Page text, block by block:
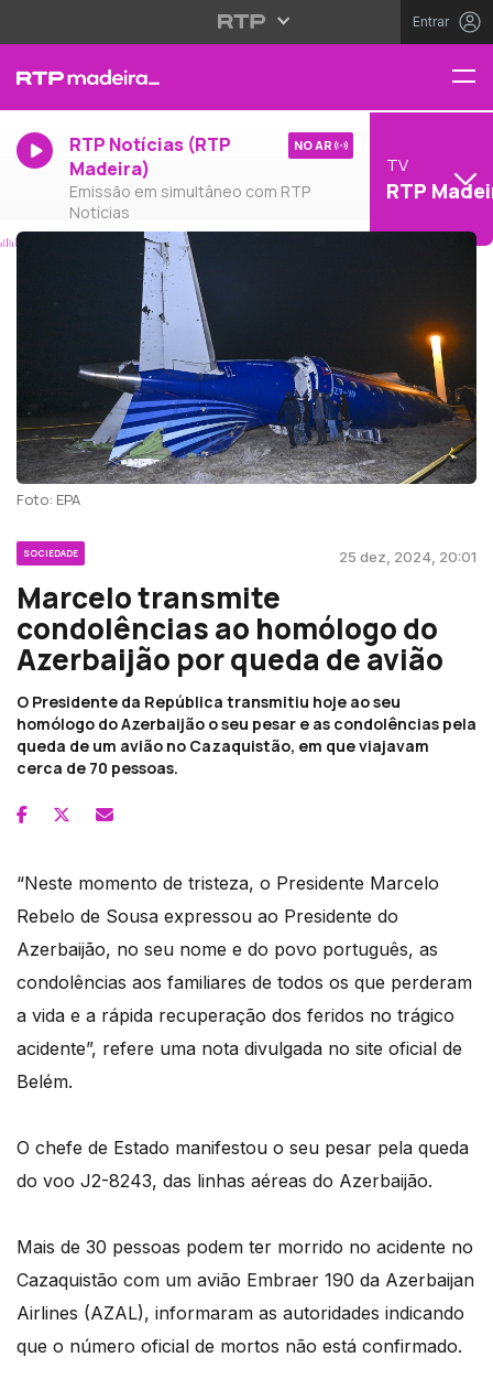
Entrar
RTP Notícias (RTP
Madeira)
Emissão em simultâneo com RTP
Notícias
NO AR
TV
RTP
Foto: EPA
SOCIEDADE 25 dez, 2024, 20:01
Marcelo transmite
condolências ao homólogo do
Azerbaijão por queda de avião
O Presidente da República transmitiu hoje ao seu
homólogo do Azerbaijão o seu pesar e as condolências pela
queda de um avião no Cazaquistão, em que viajavam
cerca de 70 pessoas.
“Neste momento de tristeza, o Presidente Marcelo
Rebelo de Sousa expressou ao Presidente do
Azerbaijão, no seu nome e do povo português, as
condolências aos familiares de todos os que perderam
a vida e a rápida recuperação dos feridos no trágico
acidente”, refere uma nota divulgada no site oficial de
Belém.
O chefe de Estado manifestou o seu pesar pela queda
do voo J2-8243, das linhas aéreas do Azerbaijão.
Mais de 30 pessoas podem ter morrido no acidente no
Cazaquistão com um avião Embraer 190 da Azerbaijan
Airlines (AZAL), informaram as autoridades indicando
que o número oficial de mortos não está confirmado.